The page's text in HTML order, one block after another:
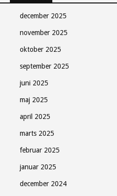
december 2025
november 2025
oktober 2025
september 2025
juni 2025
maj 2025
april 2025
marts 2025
februar 2025
januar 2025
december 2024